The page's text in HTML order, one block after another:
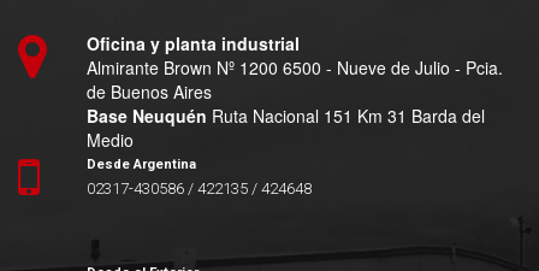
Oficina y planta industrial
Almirante Brown Nº 1200 6500 - Nueve de Julio - Pcia.
de Buenos Aires
Base Neuquén Ruta Nacional 151 Km 31 Barda del
Medio
Desde Argentina
02317-430586 / 422135 / 424648